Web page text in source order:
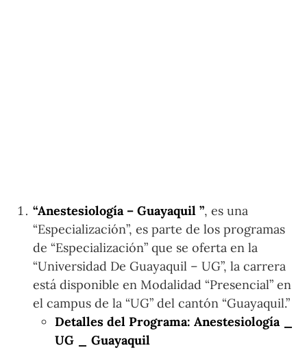
“Anestesiología – Guayaquil ”, es una
“Especialización”, es parte de los programas
de “Especialización” que se oferta en la
“Universidad De Guayaquil – UG”, la carrera
está disponible en Modalidad “Presencial” en
el campus de la “UG” del cantón “Guayaquil.”
Detalles del Programa: Anestesiología _
UG _ Guayaquil